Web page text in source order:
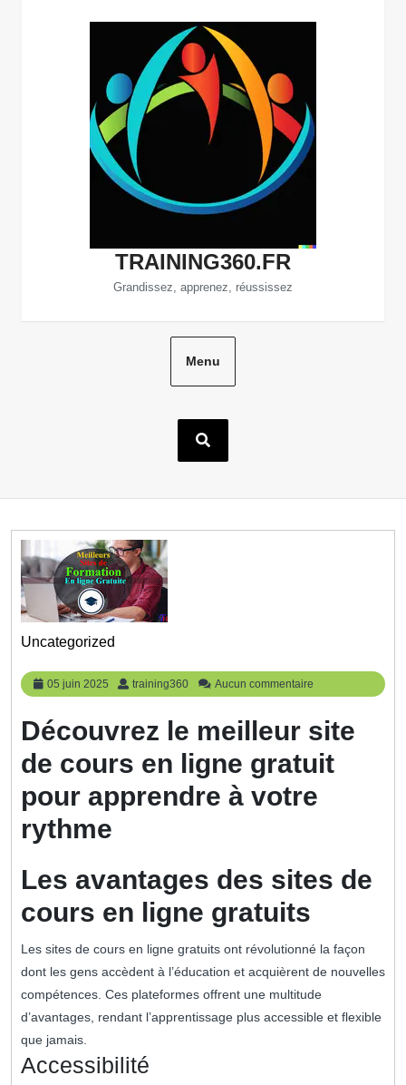
TRAINING360.FR
Grandissez, apprenez, réussissez
Menu
Uncategorized
05 juin 2025
05
juin
training360 training360
Aucun commentaire
Découvrez le meilleur site
de cours en ligne gratuit
pour apprendre à votre
rythme
Les avantages des sites de
cours en ligne gratuits
Les sites de cours en ligne gratuits ont révolutionné la façon
dont les gens accèdent à l’éducation et acquièrent de nouvelles
compétences. Ces plateformes offrent une multitude
d’avantages, rendant l’apprentissage plus accessible et flexible
que jamais.
Accessibilité